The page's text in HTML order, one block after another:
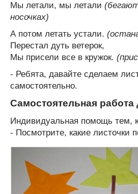
Мы летали, мы летали
носочках)
А потом летать устали.
Перестал дуть ветерок,
Мы присели все в кружок.
- Ребята, давайте сделаем
самостоятельно.
Самостоятельная работа
Индивидуальная помощь тем,
- Посмотрите, какие листочки